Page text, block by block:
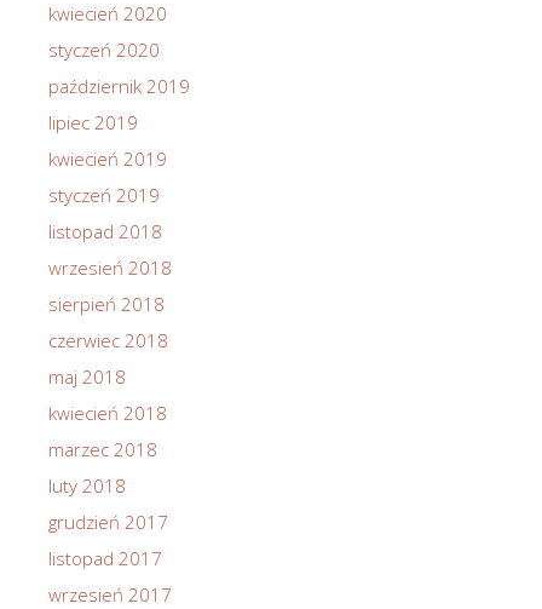
kwiecień 2020
styczeń 2020
październik 2019
lipiec 2019
kwiecień 2019
styczeń 2019
listopad 2018
wrzesień 2018
sierpień 2018
czerwiec 2018
maj 2018
kwiecień 2018
marzec 2018
luty 2018
grudzień 2017
listopad 2017
wrzesień 2017